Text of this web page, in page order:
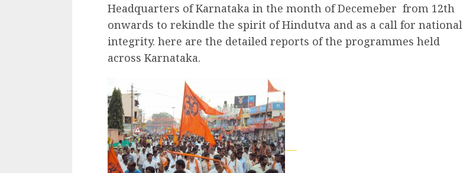
Headquarters of Karnataka in the month of Decemeber from 12th
onwards to rekindle the spirit of Hindutva and as a call for national
integrity. here are the detailed reports of the programmes held
across Karnataka.